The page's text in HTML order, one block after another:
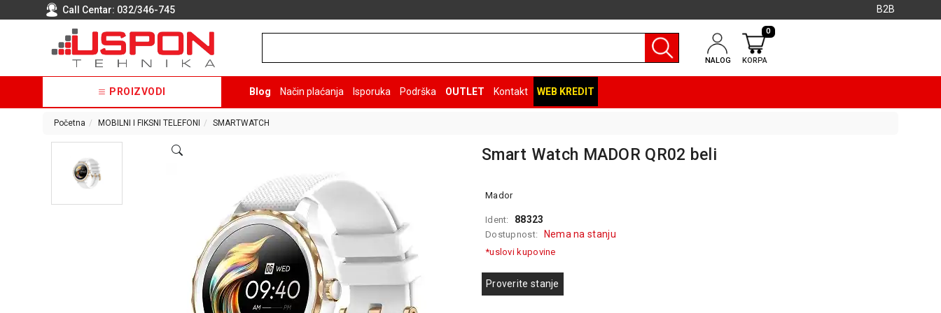
Call Centar: 032/346-745 B2B
NALOG KORPA
0
PROIZVODI Blog Način plaćanja Isporuka Podrška OUTLET Kontakt WEB KREDIT
Početna MOBILNI I FIKSNI TELEFONI SMARTWATCH
Smart Watch MADOR QR02 beli
Mador
Ident: 88323
Dostupnost: Nema na stanju
*uslovi kupovine
Proverite stanje